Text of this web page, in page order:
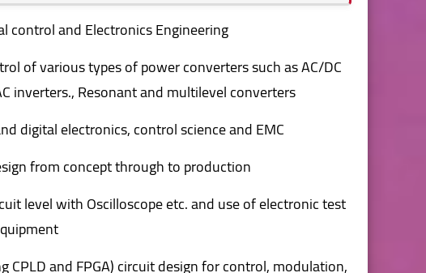
control and Electronics Engineering.
of various types of power converters such as AC/DC
inverters., Resonant and multilevel converters.
digital electronics, control science and EMC.
from concept through to production.
level with Oscilloscope etc. and use of electronic test
and FPGA) circuit design for control, modulation,